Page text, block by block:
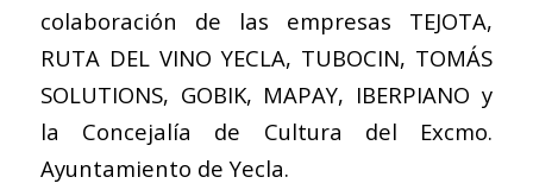
colaboración de las empresas TEJOTA,
RUTA DEL VINO YECLA, TUBOCIN, TOMÁS
SOLUTIONS, GOBIK, MAPAY, IBERPIANO y
la Concejalía de Cultura del Excmo.
Ayuntamiento de Yecla.